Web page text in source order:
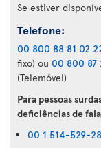
Se estiver
Telefone:
00 800 88 81 02
fixo) ou 00 800 87
(Telemóvel)
Para pessoas
deficiências de fala
00 1 514-529-